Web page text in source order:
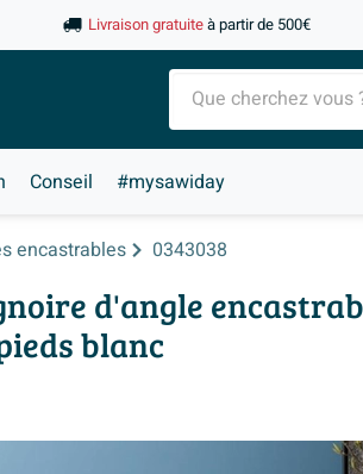
Livraison gratuiteà partir de 500€
Conseil #mysawiday
encastrables 0343038
d'angle
blanc